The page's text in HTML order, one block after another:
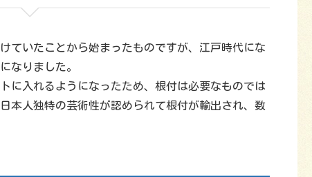
ていたことから始まったものですが、江戸時代にな
なりました。
に入れるようになったため、根付は必要なものでは
本人独特の芸術性が認められて根付が輸出され、数